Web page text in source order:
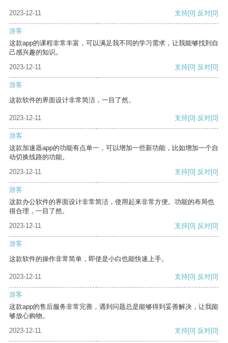
2023-12-11 支持[0] 反对[0]
游客
这款app的课程非常丰富，可以满足我不同的学习需求，让我能够找到自
己感兴趣的知识。
2023-12-11
支持[0] 反对[0]
游客
这款软件的界面设计非常简洁，一目了然。
2023-12-11 支持[0] 反对[0]
游客
这款加速器app的功能有点单一，可以增加一些新功能，比如增加一个自
动切换线路的功能。
2023-12-11
支持[0] 反对[0]
游客
这款办公软件的界面设计非常简洁，使用起来非常方便。功能的布局也
很合理，一目了然。
2023-12-11
支持[0] 反对[0]
游客
这款软件的操作非常简单，即使是小白也能快速上手。
2023-12-11 支持[0] 反对[0]
游客
这款app的售后服务非常完善，遇到问题总是能够得到妥善解决，让我能
够放心购物。
2023-12-11
支持[0] 反对[0]